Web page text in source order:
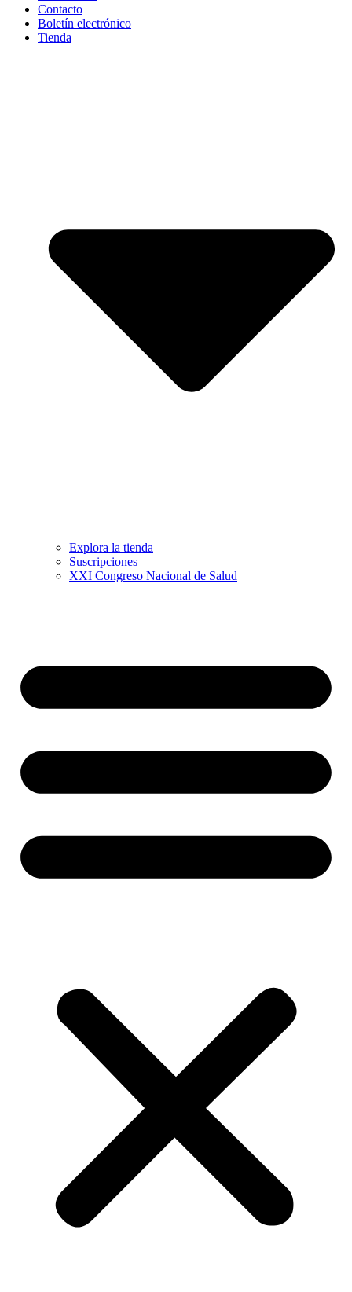
Contacto
Boletín electrónico
Tienda
Explora la tienda
Suscripciones
XXI Congreso Nacional de Salud